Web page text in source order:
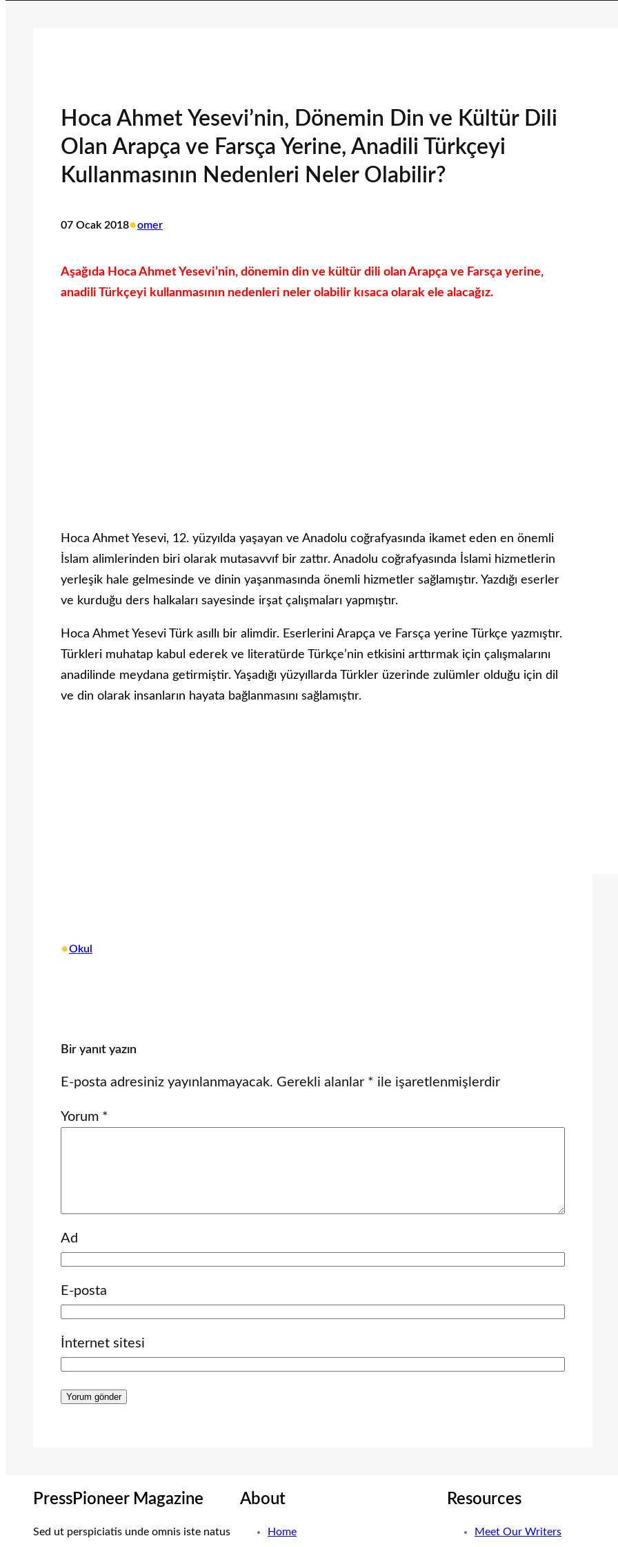
Hoca Ahmet Yesevi’nin, Dönemin Din ve Kültür Dili
Olan Arapça ve Farsça Yerine, Anadili Türkçeyi
Kullanmasının Nedenleri Neler Olabilir?
07 Ocak 2018•omer
Aşağıda Hoca Ahmet Yesevi’nin, dönemin din ve kültür dili olan Arapça ve Farsça yerine,
anadili Türkçeyi kullanmasının nedenleri neler olabilir kısaca olarak ele alacağız.
Hoca Ahmet Yesevi, 12. yüzyılda yaşayan ve Anadolu coğrafyasında ikamet eden en önemli
İslam alimlerinden biri olarak mutasavvıf bir zattır. Anadolu coğrafyasında İslami hizmetlerin
yerleşik hale gelmesinde ve dinin yaşanmasında önemli hizmetler sağlamıştır. Yazdığı eserler
ve kurduğu ders halkaları sayesinde irşat çalışmaları yapmıştır.
Hoca Ahmet Yesevi Türk asıllı bir alimdir. Eserlerini Arapça ve Farsça yerine Türkçe yazmıştır.
Türkleri muhatap kabul ederek ve literatürde Türkçe’nin etkisini arttırmak için çalışmalarını
anadilinde meydana getirmiştir. Yaşadığı yüzyıllarda Türkler üzerinde zulümler olduğu için dil
ve din olarak insanların hayata bağlanmasını sağlamıştır.
•Okul
Bir yanıt yazın
E-posta adresiniz yayınlanmayacak. Gerekli alanlar * ile işaretlenmişlerdir
Yorum *
Ad
E-posta
İnternet sitesi
PressPioneer Magazine
Sed ut perspiciatis unde omnis iste natus
About
Home
Resources
Meet Our Writers